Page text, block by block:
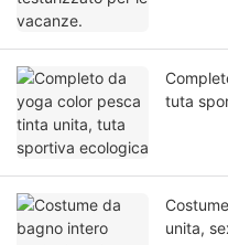
tuta
unita,